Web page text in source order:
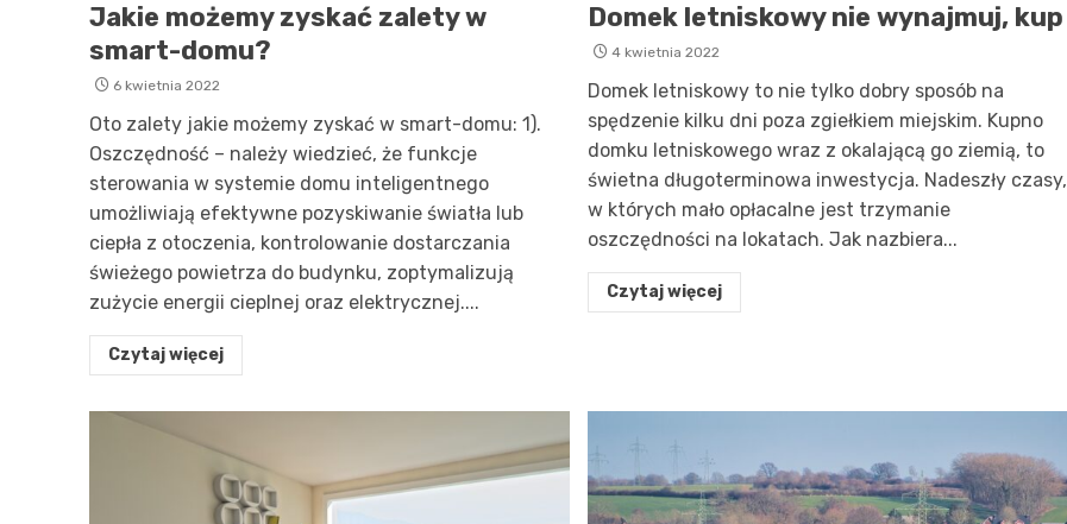
Jakie możemy zyskać zalety w
smart-domu?
6 kwietnia 2022
Oto zalety jakie możemy zyskać w smart-domu: 1).
Oszczędność – należy wiedzieć, że funkcje
sterowania w systemie domu inteligentnego
umożliwiają efektywne pozyskiwanie światła lub
ciepła z otoczenia, kontrolowanie dostarczania
świeżego powietrza do budynku, zoptymalizują
zużycie energii cieplnej oraz elektrycznej....
Czytaj więcej
Domek letniskowy nie wynajmuj, kup
4 kwietnia 2022
Domek letniskowy to nie tylko dobry sposób na
spędzenie kilku dni poza zgiełkiem miejskim. Kupno
domku letniskowego wraz z okalającą go ziemią, to
świetna długoterminowa inwestycja. Nadeszły czasy,
w których mało opłacalne jest trzymanie
oszczędności na lokatach. Jak nazbiera...
Czytaj więcej